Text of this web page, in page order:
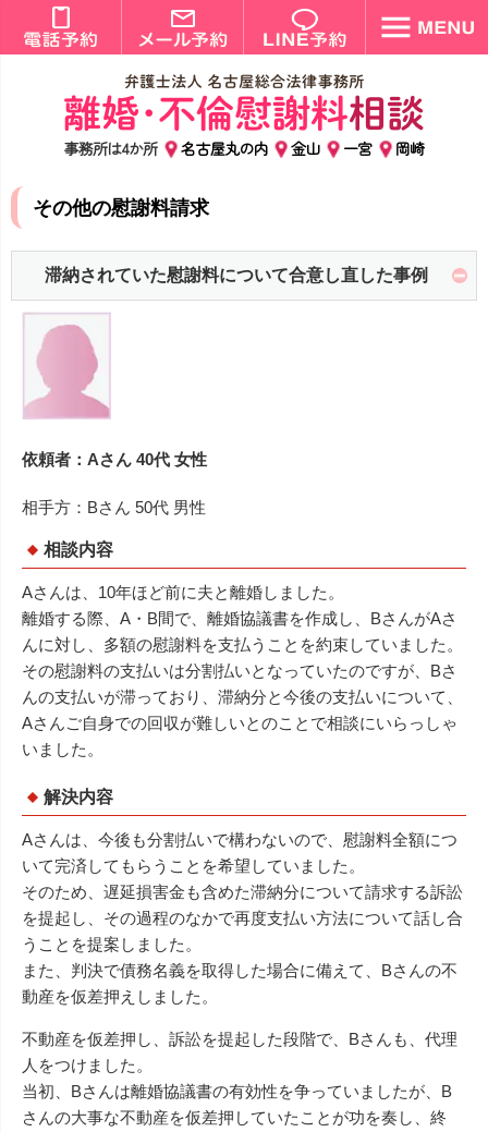
事務所は4か所 名古屋丸の内 金山 一宮 岡崎
その他の慰謝料請求
滞納されていた慰謝料について合意し直した事例
依頼者：Aさん 40代 女性
相手方：Bさん 50代 男性
相談内容
Aさんは、10年ほど前に夫と離婚しました。
離婚する際、A・B間で、離婚協議書を作成し、BさんがAさ
んに対し、多額の慰謝料を支払うことを約束していました。
その慰謝料の支払いは分割払いとなっていたのですが、Bさ
んの支払いが滞っており、滞納分と今後の支払いについて、
Aさんご自身での回収が難しいとのことで相談にいらっしゃ
いました。
解決内容
Aさんは、今後も分割払いで構わないので、慰謝料全額につ
いて完済してもらうことを希望していました。
そのため、遅延損害金も含めた滞納分について請求する訴訟
を提起し、その過程のなかで再度支払い方法について話し合
うことを提案しました。
また、判決で債務名義を取得した場合に備えて、Bさんの不
動産を仮差押えしました。
不動産を仮差押し、訴訟を提起した段階で、Bさんも、代理
人をつけました。
当初、Bさんは離婚協議書の有効性を争っていましたが、B
さんの大事な不動産を仮差押していたことが功を奏し、終